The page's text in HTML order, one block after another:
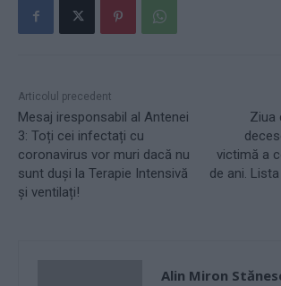
Articolul precedent
Mesaj iresponsabil al Antenei
3: Toți cei infectați cu
coronavirus vor muri dacă nu
sunt duși la Terapie Intensivă
și ventilați!
Ziua
victimă a
de ani.
Alin Miron